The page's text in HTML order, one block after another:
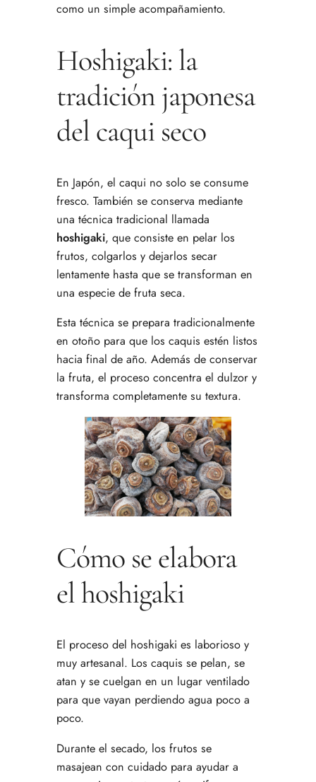
como un simple acompañamiento.
Hoshigaki: la
tradición japonesa
del caqui seco
En Japón, el caqui no solo se consume
fresco. También se conserva mediante
una técnica tradicional llamada
hoshigaki, que consiste en pelar los
frutos, colgarlos y dejarlos secar
lentamente hasta que se transforman en
una especie de fruta seca.
Esta técnica se prepara tradicionalmente
en otoño para que los caquis estén listos
hacia final de año. Además de conservar
la fruta, el proceso concentra el dulzor y
transforma completamente su textura.
Cómo se elabora
el hoshigaki
El proceso del hoshigaki es laborioso y
muy artesanal. Los caquis se pelan, se
atan y se cuelgan en un lugar ventilado
para que vayan perdiendo agua poco a
poco.
Durante el secado, los frutos se
masajean con cuidado para ayudar a